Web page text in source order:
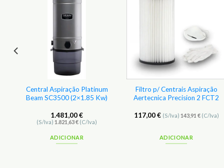
Central Aspiração Platinum
Beam SC3500 (2×1.85 Kw)
1.481,00€
(S/Iva) 1.821,63€ (C/Iva)
ADICIONAR
Filtro p/ Centrais Aspiração
Aertecnica Precision 2 FCT2
117,00€ (S/Iva) 143,91 €(C/Iva)
ADICIONAR